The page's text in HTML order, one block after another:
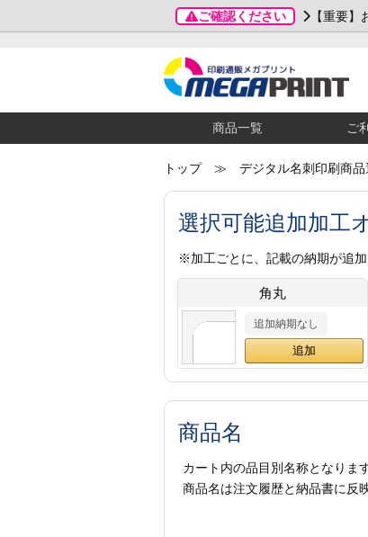
ご確認ください 【重要
商品一覧 ご
トップ≫ デジタル名刺印刷商品
選択可能追加加工
※加工ごとに、記載の納期が追加
角丸
追加納期なし
商品名
カート内の品目別名称となります
商品名は注文履歴と納品書に反